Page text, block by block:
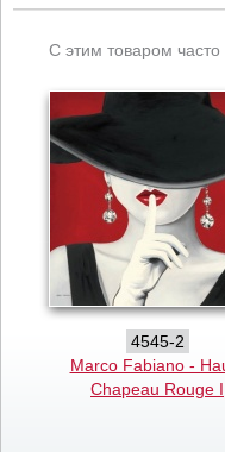
С этим товаром часто
4545-2
Marco Fabiano -
Chapeau Rouge I